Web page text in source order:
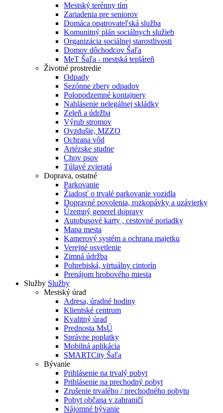
Mestský terénny tím
Zariadenia pre seniorov
Domáca opatrovateľská služba
Komunitný plán sociálnych služieb
Organizácia sociálnej starostlivosti
Domov dôchodcov Šaľa
MeT Šaľa - mestská tepláreň
Životné prostredie
Odpady
Sezónne zbery odpadov
Polopodzemné kontajnery
Nahlásenie nelegálnej skládky
Zeleň a údržba
Výrub stromov
Ovzdušie, MZZO
Ochrana vôd
Artézske studne
Chov psov
Túlavé zvieratá
Doprava, ostatné
Parkovanie
Žiadosť o trvalé parkovanie vozidla
Dopravné povolenia, rozkopávky a uzávierky
Územný generel dopravy
Autobusové karty , cestovné poriadky
Mapa mesta
Kamerový systém a ochrana majetku
Verejné osvetlenie
Zimná údržba
Pohrebiská, virtuálny cintorín
Prenájom hrobového miesta
Služby Služby
Mestský úrad
Adresa, úradné hodiny
Klientské centrum
Kvalitný úrad
Prednosta MsÚ
Správne poplatky
Mobilná aplikácia
SMARTCity Šaľa
Bývanie
Prihlásenie na trvalý pobyt
Prihlásenie na prechodný pobyt
Zrušenie trvalého / prechodného pobytu
Pobyt občana v zahraničí
Nájomné bývanie